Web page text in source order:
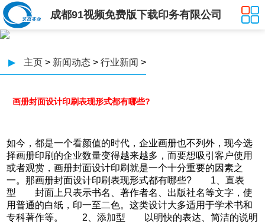
成都91视频免费版下载印务有限公司
▶ 主页 > 新闻动态 > 行业新闻 >
画册封面设计印刷表现形式都有哪些?
如今，都是一个看颜值的时代，企业画册也不列外，现今选
择画册印刷的企业数量变得越来越多，而要想吸引客户使用
或者观赏，画册封面设计印刷就是一个十分重要的因素之
一。那画册封面设计印刷表现形式都有哪些? 1、直表
型 封面上只表示书名、著作者名、出版社名等文字，使
用普通的白纸，印一至二色。这类设计大多适用于学术书和
专科著作等。 2、添加型 以明快的表达、简洁的说明